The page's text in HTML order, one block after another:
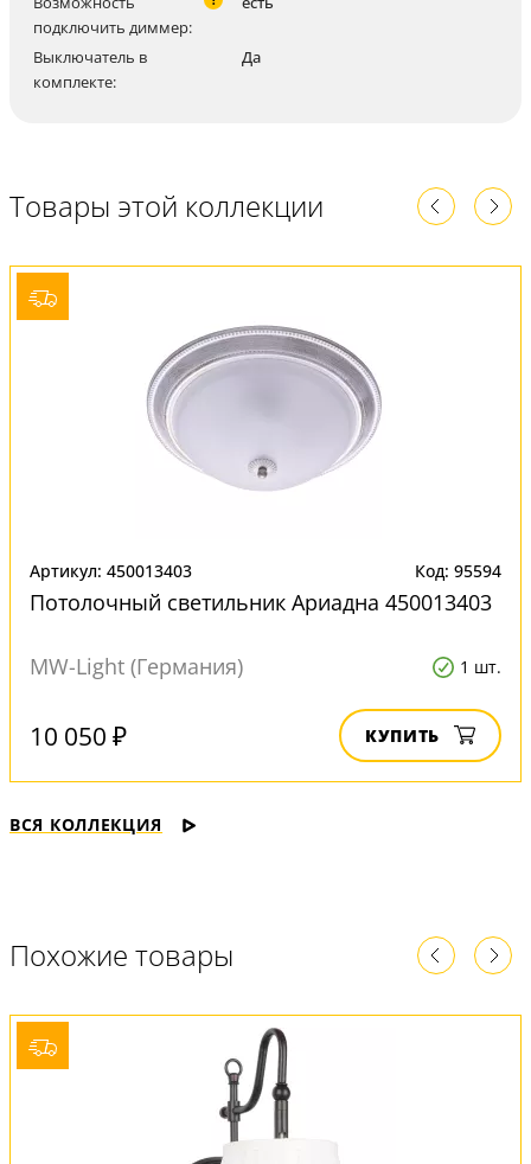
подключить диммер:
Выключатель в
комплекте:
Да
Товары этой коллекции
Артикул: 450013403 Код: 95594
Потолочный светильник Ариадна 450013403
MW-Light (Германия) 1 шт.
10 050 ₽ КУПИТЬ
ВСЯ КОЛЛЕКЦИЯ
Похожие товары